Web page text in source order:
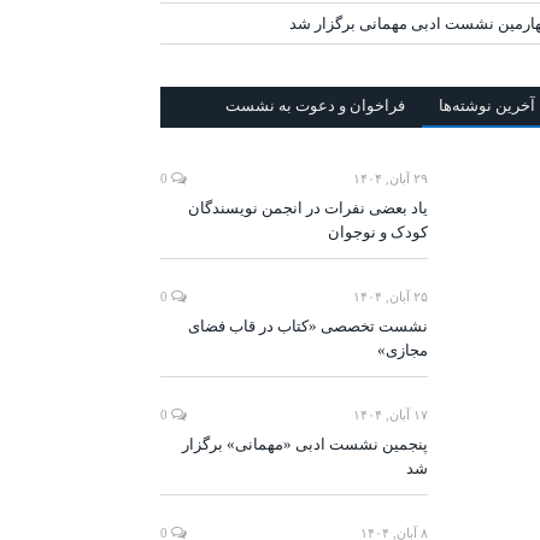
نشست ادبی مهمانی برگزار شد
آخرين‌ نوشته‌ها فراخوان و دعوت به نشست
۲۹ آبان, ۱۴۰۴
یاد بعضی نفرات در انجمن نویسندگان
کودک و نوجوان
۲۵ آبان, ۱۴۰۴
نشست تخصصی «کتاب در قاب فضای
مجازی»
۱۷ آبان, ۱۴۰۴
پنجمین نشست ادبی «مهمانی» برگزار
شد
۸ آبان, ۱۴۰۴